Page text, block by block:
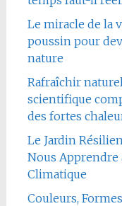
Le miracle de la
poussin pour
nature
Rafraîchir
scientifique
des fortes
Le Jardin
Nous Apprendre
Climatique
Couleurs,